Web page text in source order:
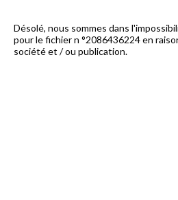
Désolé, nous sommes dans
pour le fichier n °2086436224 en
société et / ou publication.